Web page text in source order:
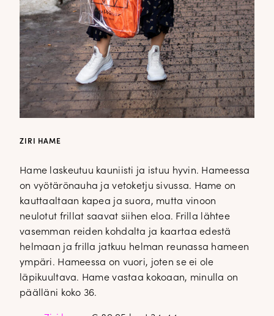
ZIRI HAME
Hame laskeutuu kauniisti ja istuu hyvin. Hameessa
on vyötärönauha ja vetoketju sivussa. Hame on
kauttaaltaan kapea ja suora, mutta vinoon
neulotut frillat saavat siihen eloa. Frilla lähtee
vasemman reiden kohdalta ja kaartaa edestä
helmaan ja frilla jatkuu helman reunassa hameen
ympäri. Hameessa on vuori, joten se ei ole
läpikuultava. Hame vastaa kokoaan, minulla on
päälläni koko 36.